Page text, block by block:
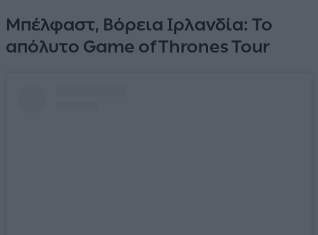
Μπέλφαστ, Βόρεια Ιρλανδία: To
απόλυτο Game of Thrones Tour